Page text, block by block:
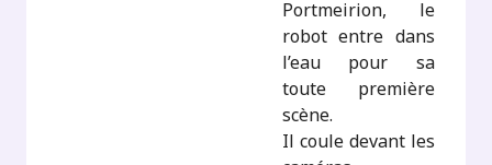
Portmeirion, le
robot entre dans
l’eau pour sa
toute première
scène.
Il coule devant les